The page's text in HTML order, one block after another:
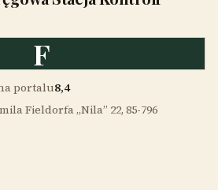
F
portalu8,4
Fieldorfa „Nila” 22, 85-796